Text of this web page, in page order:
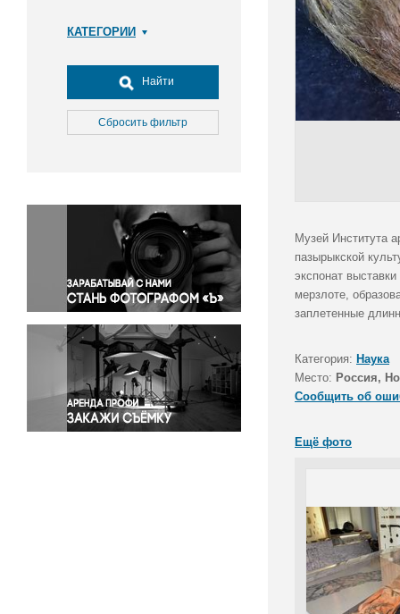
КАТЕГОРИИ
Досуг, туризм и отдых
Культура
Медицина
Окружающая среда
Политика
Правосудие
Происшествия и конфликты
Религия
Светская жизнь
Спорт
Экология
Экономика и бизнес
Найти
Сбросить фильтр
Музей Института
пазырыкской
экспонат
мерзлоте,
заплетенные
Категория: Наука
Место: Россия,
Сообщить об
Ещё фото